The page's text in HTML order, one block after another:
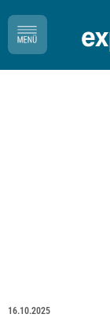
16.10.2025